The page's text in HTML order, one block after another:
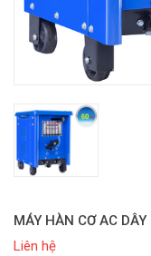
MÁY HÀN CƠ AC
Liên hệ